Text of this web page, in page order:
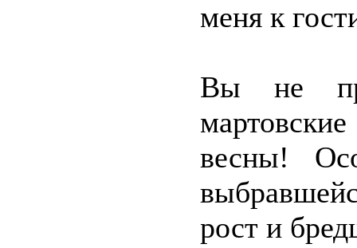
меня к
Вы не
весны!
рост и